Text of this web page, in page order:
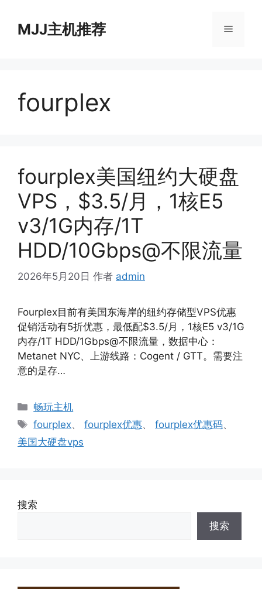
MJJ主机推荐 菜
fourplex
fourplex美国纽约大硬盘
VPS，$3.5/月，1核E5
v3/1G内存/1T
HDD/10Gbps@不限流量
2026年5月20日 作者 admin
Fourplex目前有美国东海岸的纽约存储型VPS优惠
促销活动有5折优惠，最低配$3.5/月，1核E5 v3/1G
内存/1T HDD/1Gbps@不限流量，数据中心：
Metanet NYC、上游线路：Cogent / GTT。需要注
意的是存…
分
类
畅玩主机
标
签
fourplex、fourplex优惠、fourplex优惠码、
美国大硬盘vps
搜索
搜索